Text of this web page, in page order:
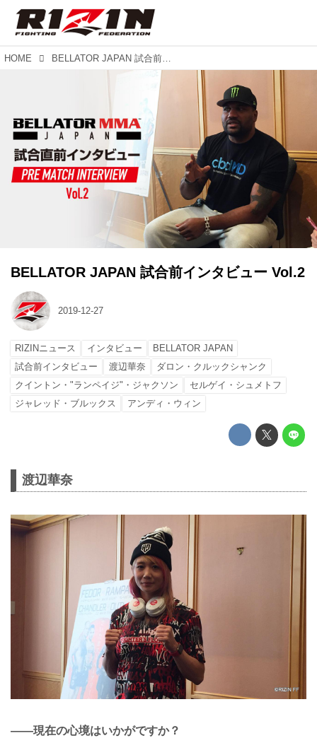
HOME BELLATOR JAPAN 試合前インタビュー Vol.2
BELLATOR JAPAN 試合前インタビュー Vol.2
2019-12-27
RIZINニュース インタビュー
BELLATOR JAPAN
試合前インタビュー
渡辺華奈
ダロン・クルックシャンク
クイントン・"ランペイジ"・ジャクソン
セルゲイ・シュメトフ
ジャレッド・ブルックス
アンディ・ウィン
渡辺華奈
——現在の心境はいかがですか？